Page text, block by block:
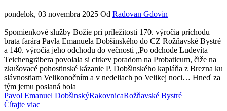
pondelok, 03 novembra 2025 Od Radovan Gdovin
Spomienkové služby Božie pri príležitosti 170. výročia príchodu
brata farára Pavla Emanuela Dobšinského do CZ Rožňavské Bystré
a 140. výročia jeho odchodu do večnosti „Po odchode Ludevíta
Teichengräbera povolala si cirkev poradom na Probaticum, čiže na
zkušovacé pohostinské kázanie P. Dobšinského kapláňa z Brezna ku
slávnostiam Velikonočním a v nedeliach po Velikej noci… Hneď za
tým jemu poslaná bola
Pavol Emanuel DobšinskýRakovnicaRožňavské Bystré
Čítajte viac